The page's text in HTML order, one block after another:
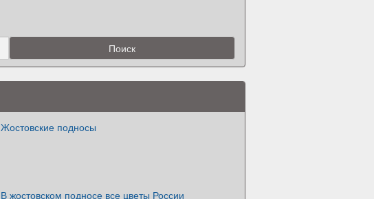
Жостовские подносы
В жостовском подносе все цветы России